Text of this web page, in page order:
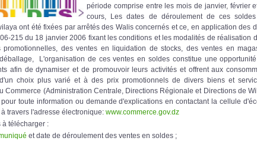
période comprise entre les mois de janvier, février
cours, Les dates de déroulement de ces soldes
ont été fixées par arrêtés des Walis concernés et ce, en application des
215 du 18 janvier 2006 fixant les conditions et les modalités de réalisation
promotionnelles, des ventes en liquidation de stocks, des ventes en
L'organisation de ces ventes en soldes constitue une
afin de dynamiser et de promouvoir leurs activités et offrent aux
choix plus varié et à des prix promotionnels de divers biens et
Commerce (Administration Centrale, Directions Régionale et Directions de
toute information ou demande d'explications en contactant la cellule
travers l'adresse électronique: www.commerce.gov.dz
à télécharger :
et date de déroulement des ventes en soldes ;